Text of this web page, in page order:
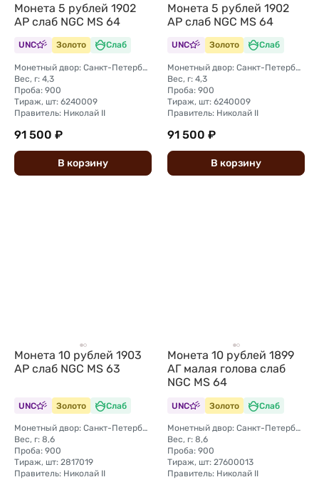
Монета 5 рублей 1902
АР слаб NGC MS 64
UNC Золото Слаб
Монетный двор: Санкт-Петербургский монетный двор
Вес, г: 4,3
Проба: 900
Тираж, шт: 6240009
Правитель: Николай II
91 500 ₽
В корзину
Монета 5 рублей 1902
АР слаб NGC MS 64
UNC Золото Слаб
Монетный двор: Санкт-Петербургский монетный двор
Вес, г: 4,3
Проба: 900
Тираж, шт: 6240009
Правитель: Николай II
91 500 ₽
В корзину
Монета 10 рублей 1903
АР слаб NGC MS 63
UNC Золото Слаб
Монетный двор: Санкт-Петербургский монетный двор
Вес, г: 8,6
Проба: 900
Тираж, шт: 2817019
Правитель: Николай II
Монета 10 рублей 1899
АГ малая голова слаб
NGC MS 64
UNC Золото Слаб
Монетный двор: Санкт-Петербургский монетный двор
Вес, г: 8,6
Проба: 900
Тираж, шт: 27600013
Правитель: Николай II